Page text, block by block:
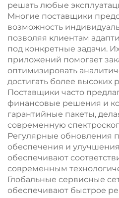
решать любые
Многие поставщики
возможность
позволяя клиентам
под конкретные задачи.
приложений помогает
оптимизировать
достигать более высоких
Поставщики часто
финансовые решения и
гарантийные пакеты,
современную
Регулярные обновления
обеспечения и
обеспечивают
современным
Глобальные сервисные
обеспечивают быстрое